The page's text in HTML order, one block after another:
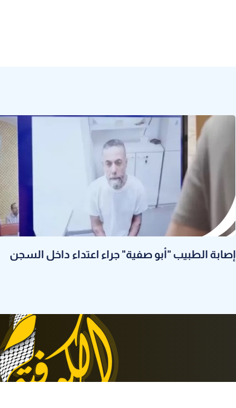
إصابة الطبيب "أبو صفية" جراء اعتداء داخل السجن